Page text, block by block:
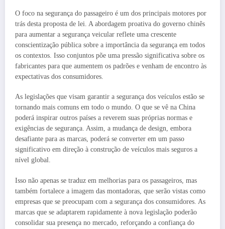
O foco na segurança do passageiro é um dos principais motores por
trás desta proposta de lei. A abordagem proativa do governo chinês
para aumentar a segurança veicular reflete uma crescente
conscientização pública sobre a importância da segurança em todos
os contextos. Isso conjuntos põe uma pressão significativa sobre os
fabricantes para que aumentem os padrões e venham de encontro às
expectativas dos consumidores.
As legislações que visam garantir a segurança dos veículos estão se
tornando mais comuns em todo o mundo. O que se vê na China
poderá inspirar outros países a reverem suas próprias normas e
exigências de segurança. Assim, a mudança de design, embora
desafiante para as marcas, poderá se converter em um passo
significativo em direção à construção de veículos mais seguros a
nível global.
Isso não apenas se traduz em melhorias para os passageiros, mas
também fortalece a imagem das montadoras, que serão vistas como
empresas que se preocupam com a segurança dos consumidores. As
marcas que se adaptarem rapidamente à nova legislação poderão
consolidar sua presença no mercado, reforçando a confiança do